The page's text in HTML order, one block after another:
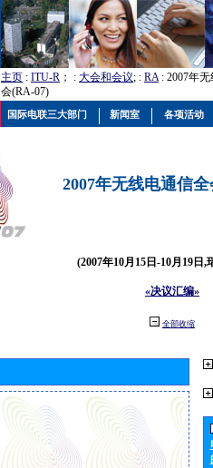
主页 : ITU-R ； : 大会和会议; : RA: 2007年
会(RA-07)
2007年无线电通信
(2007年10月15日-10月19日,
«决议汇编»
全部收缩
国际电联三大部门 新闻室 各项活动